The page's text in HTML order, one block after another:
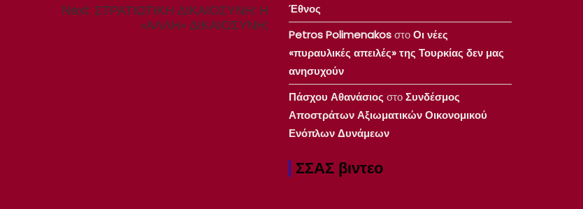
Next: Next
ΣΤΡΑΤΙΩΤΙΚΗ ΔΙΚΑΙΟΣΥΝΗ: Η
«ΑΛΛΗ» ΔΙΚΑΙΟΣΥΝΗ;
Έθνος
Petros PolimenakosστοΟι νέες
«πυραυλικές απειλές» της Τουρκίας δεν μας
ανησυχούν
Πάσχου Αθανάσιος στοΣυνδέσμος
Αποστράτων Αξιωματικών Οικονομικού
Ενόπλων Δυνάμεων
ΣΣΑΣ βιντεο